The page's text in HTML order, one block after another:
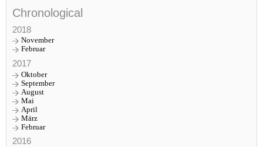
Chronological
2018
November
Februar
2017
Oktober
September
August
Mai
April
März
Februar
2016